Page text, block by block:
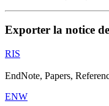
Exporter la notice
RIS
EndNote, Papers,
ENW